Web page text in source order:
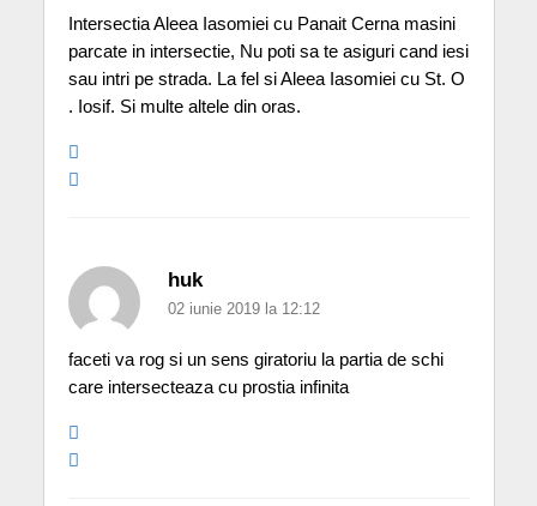
Intersectia Aleea Iasomiei cu Panait Cerna masini
parcate in intersectie, Nu poti sa te asiguri cand iesi
sau intri pe strada. La fel si Aleea Iasomiei cu St. O
. Iosif. Si multe altele din oras.
huk
02 iunie 2019 la 12:12
faceti va rog si un sens giratoriu la partia de schi
care intersecteaza cu prostia infinita